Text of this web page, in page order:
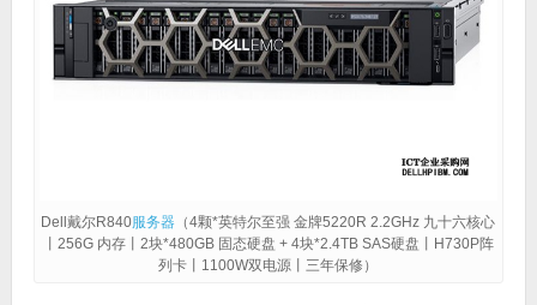
Dell戴尔R840服务器 （4颗*英特尔至强 金牌5220R 2.2GHz 九十六核心
丨256G 内存丨2块*480GB 固态硬盘 + 4块*2.4TB SAS硬盘丨H730P阵
列卡丨1100W双电源丨三年保修）